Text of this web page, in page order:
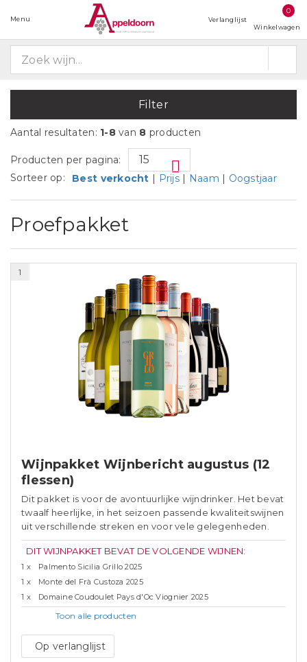
Menu Verlanglijst
0
Winkelwagen
Filter
Aantal resultaten: 1-8van 8 producten
Producten per pagina:
Sorteer op:
Best verkocht | Prijs | Naam | Oogstjaar
Proefpakket
1
Wijnpakket Wijnbericht augustus (12
flessen)
Dit pakket is voor de avontuurlijke wijndrinker. Het bevat
twaalf heerlijke, in het seizoen passende kwaliteitswijnen
uit verschillende streken en voor vele gelegenheden.
DIT WIJNPAKKET BEVAT DE VOLGENDE WIJNEN:
1 x
Palmento Sicilia Grillo 2025
1 x
Monte del Frà Custoza 2025
1 x
Domaine Coudoulet Pays d'Oc Viognier 2025
Toon alle producten
Op verlanglijst